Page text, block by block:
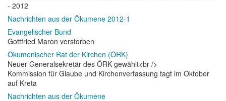
- 2012
Nachrichten aus der Ökumene 2012-1
Evangelischer Bund
Gottfried Maron verstorben
Ökumenischer Rat der Kirchen (ÖRK)
Neuer Generalsekretär des ÖRK gewählt<br />
Kommission für Glaube und Kirchenverfassung tagt im Oktober
auf Kreta
Nachrichten aus der Ökumene